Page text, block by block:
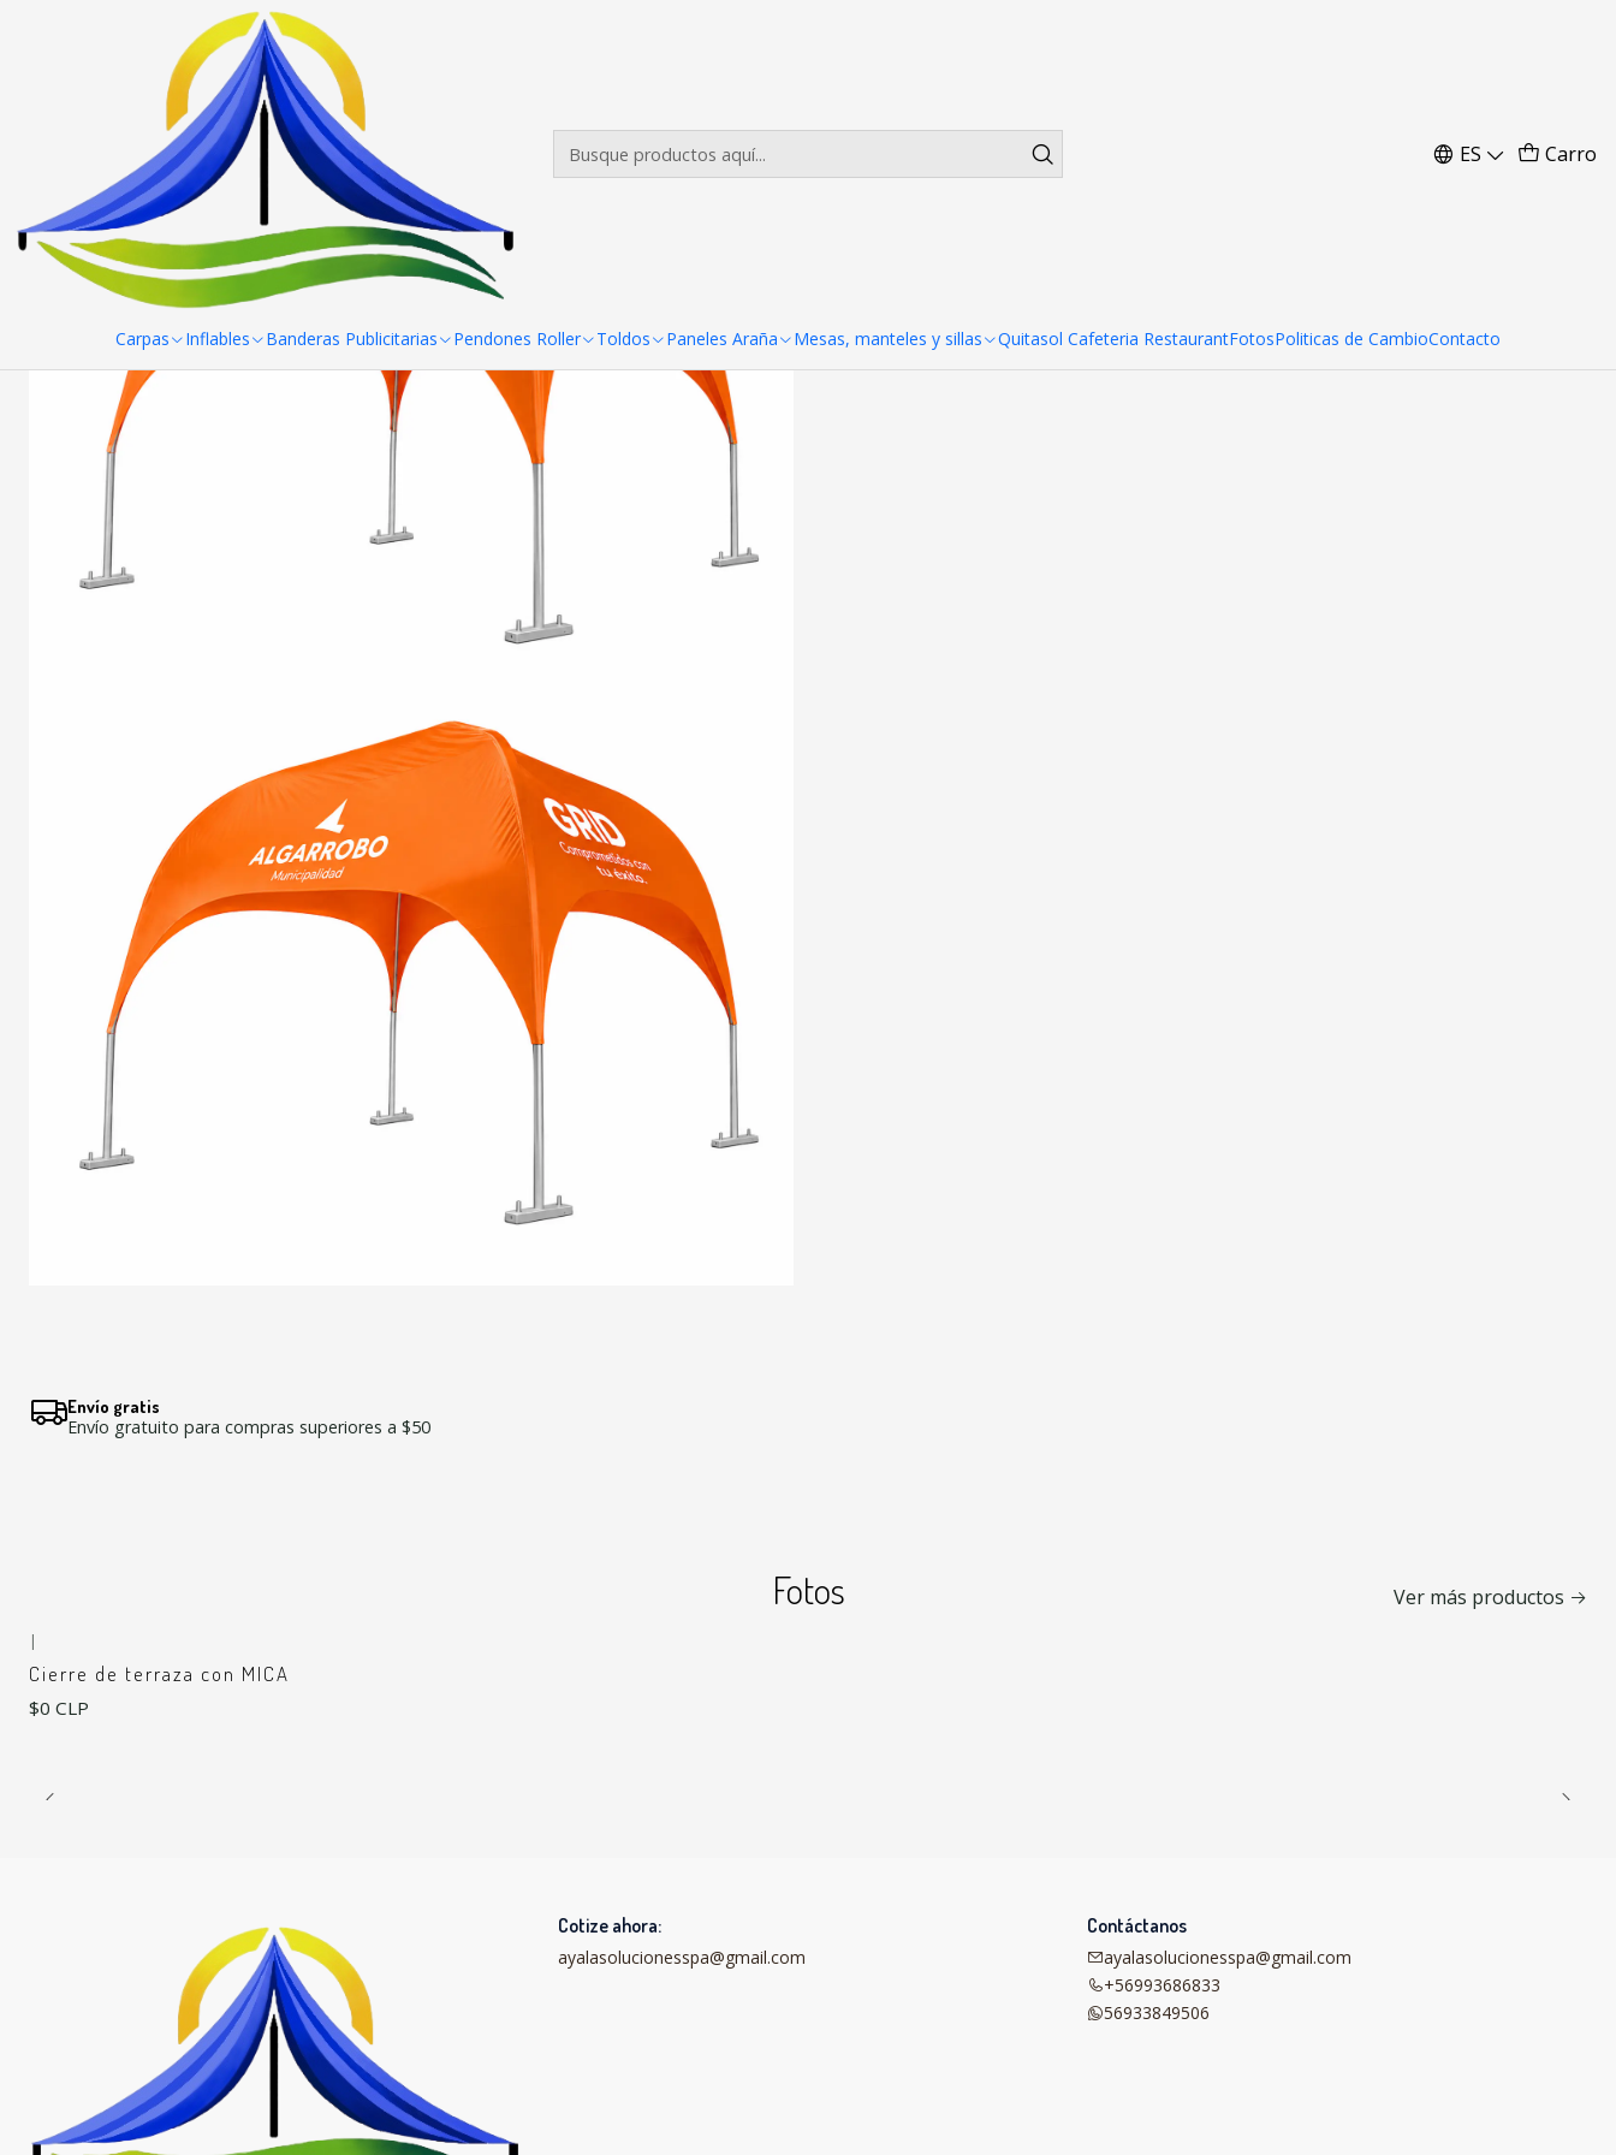
ES Carro
Carpas Inflables Banderas Publicitarias Pendones Roller Toldos Paneles Araña Mesas, manteles y sillas Quitasol Cafeteria RestaurantFotosPoliticas de CambioContacto
Foto
|
Foto
Envío gratis
Envío gratuito para compras superiores a $50
Fotos Ver más productos
|
Cierre de terraza con MICA
$0 CLP
Cotize ahora:
ayalasolucionesspa@gmail.com
Contáctanos
ayalasolucionesspa@gmail.com
+56993686833
56933849506